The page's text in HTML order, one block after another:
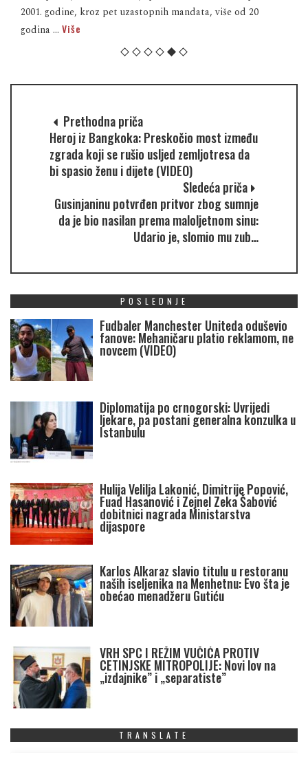
2001. godine, kroz pet uzastopnih mandata, više od 20
godina ... Više
Prethodna priča
Heroj iz Bangkoka: Preskočio most između
zgrada koji se rušio usljed zemljotresa da
bi spasio ženu i dijete (VIDEO)
Sledeća priča
Gusinjaninu potvrđen pritvor zbog sumnje
da je bio nasilan prema maloljetnom sinu:
Udario je, slomio mu zub…
POSLEDNJE
Fudbaler Manchester Uniteda oduševio
fanove: Mehaničaru platio reklamom, ne
novcem (VIDEO)
Diplomatija po crnogorski: Uvrijedi
ljekare, pa postani generalna konzulka u
Istanbulu
Hulija Velilja Lakonić, Dimitrije Popović,
Fuad Hasanović i Zejnel Zeka Šabović
dobitnici nagrada Ministarstva
dijaspore
Karlos Alkaraz slavio titulu u restoranu
naših iseljenika na Menhetnu: Evo šta je
obećao menadžeru Gutiću
VRH SPC I REŽIM VUČIĆA PROTIV
CETINJSKE MITROPOLIJE: Novi lov na
„izdajnike” i „separatiste”
TRANSLATE